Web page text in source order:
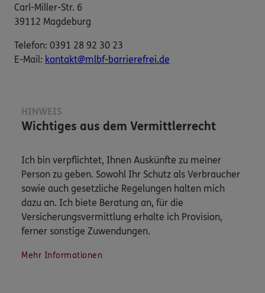
Carl-Miller-Str. 6
39112 Magdeburg
Telefon: 0391 28 92 30 23
E-​Mail: kontakt@mlbf-barrierefrei.de
HINWEIS
Wichtiges aus dem Vermittlerrecht
Ich bin verpflichtet, Ihnen Auskünfte zu meiner
Person zu geben. Sowohl Ihr Schutz als Verbraucher
sowie auch gesetzliche Regelungen halten mich
dazu an. Ich biete Beratung an, für die
Versicherungsvermittlung erhalte ich Provision,
ferner sonstige Zuwendungen.
Mehr Informationen